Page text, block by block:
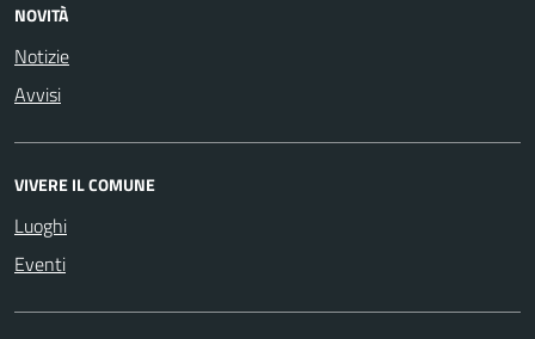
NOVITÀ
Notizie
Avvisi
VIVERE IL COMUNE
Luoghi
Eventi